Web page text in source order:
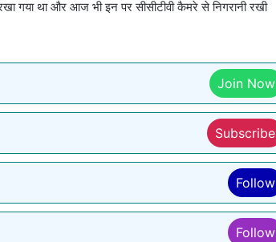
गया था और आज भी इन पर सीसीटीवी कैमरे से निगरानी रखी
Join Now
Subscribe
Follow
Follow